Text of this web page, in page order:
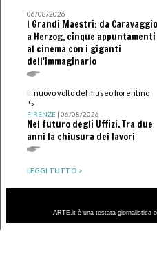
06/08/2026
I Grandi Maestri: da Caravaggio
a Herzog, cinque appuntamenti
al cinema con i giganti
dell'immaginario
Il nuovo volto del museo fiorentino
">
FIRENZE| 06/08/2026
Nel futuro degli Uffizi. Tra due
anni la chiusura dei lavori
LEGGI TUTTO >
ARTE.it è una testata giornalistica